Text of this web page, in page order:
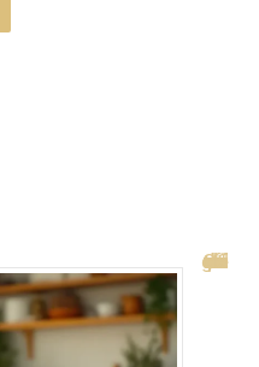
Comment enlever une couleur déteinte : guide rapide et efficace